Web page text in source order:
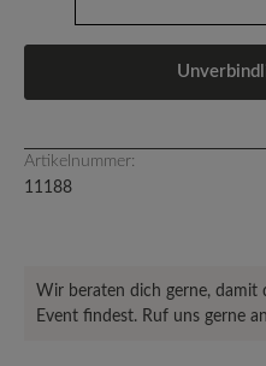
Artikelnummer:
11188
Wir beraten dich gerne, damit
Event findest. Ruf uns gerne an